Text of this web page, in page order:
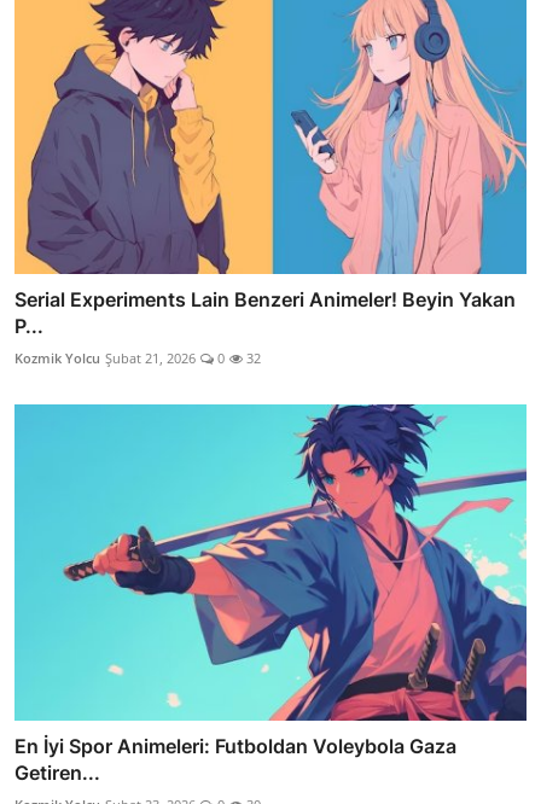
Serial Experiments Lain Benzeri Animeler! Beyin Yakan
P...
Kozmik Yolcu Şubat 21, 2026 0 32
En İyi Spor Animeleri: Futboldan Voleybola Gaza
Getiren...